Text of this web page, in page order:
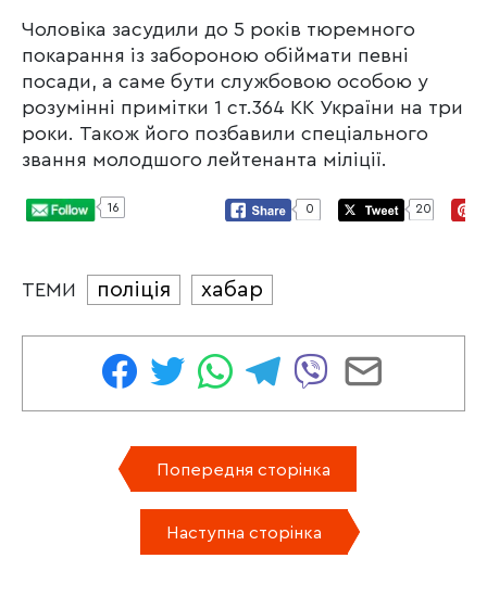
Чоловіка засудили до 5 років тюремного
покарання із забороною обіймати певні
посади, а саме бути службовою особою у
розумінні примітки 1 ст.364 КК України на три
роки. Також його позбавили спеціального
звання молодшого лейтенанта міліції.
16 0 20
ТЕМИ поліція хабар
Попередня сторінка
Наступна сторінка